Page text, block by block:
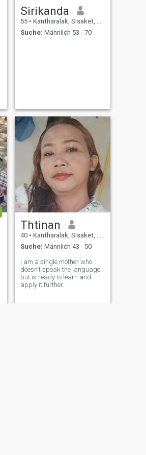
Sirikanda
55 • Kantharalak, Sisaket, Thailand
Suche: Männlich 53 - 70
Thtinan
40 • Kantharalak, Sisaket, Thailand
Suche: Männlich 43 - 50
I am a single mother who
doesn't speak the language
but is ready to learn and
apply it further.